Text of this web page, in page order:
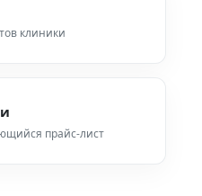
клиники
прайс-лист